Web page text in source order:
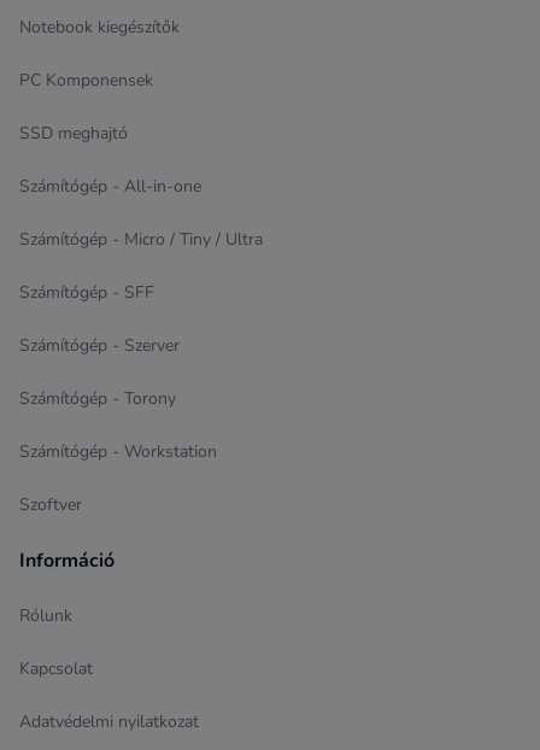
Notebook kiegészítők
PC Komponensek
SSD meghajtó
Számítógép - All-in-one
Számítógép - Micro / Tiny / Ultra
Számítógép - SFF
Számítógép - Szerver
Számítógép - Torony
Számítógép - Workstation
Szoftver
Információ
Rólunk
Kapcsolat
Adatvédelmi nyilatkozat